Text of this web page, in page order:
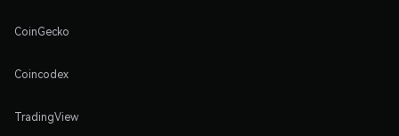
CoinGecko
Coincodex
TradingView